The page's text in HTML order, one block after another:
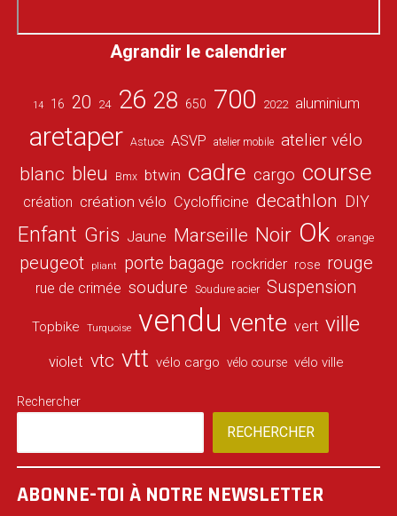
Agrandir le calendrier
14 16 20 24 26 28 650 700 2022 aluminium
aretaper Astuce ASVP atelier mobile atelier vélo
blanc bleu Bmx btwin cadre cargo course
création création vélo Cyclofficine decathlon DIY
Enfant Gris Jaune Marseille Noir Ok orange
peugeot pliant porte bagage rockrider rose rouge
rue de crimée soudure Soudure acier Suspension
Topbike Turquoise vendu vente vert ville
violet vtc vtt vélo cargo vélo course vélo ville
Rechercher
RECHERCHER
ABONNE-TOI À NOTRE NEWSLETTER